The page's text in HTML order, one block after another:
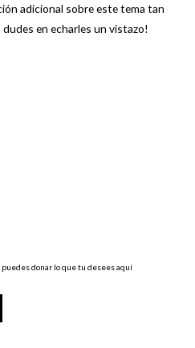
adicional sobre este tema tan
en echarles un vistazo!
donar lo que tu desees aquí